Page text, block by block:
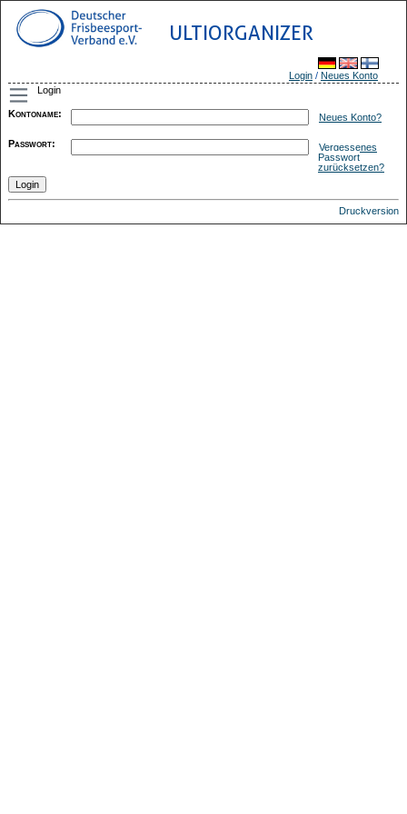
ULTIORGANIZER
Login / Neues Konto
Login
Kontoname: Neues Konto?
Passwort:
Vergessenes
Passwort
zurücksetzen?
Druckversion